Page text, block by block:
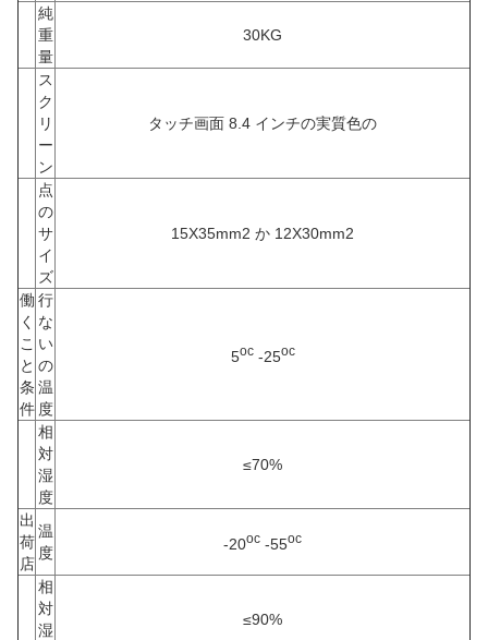
純
重
量
30KG
ス
ク
リ
ー
ン
タッチ画面 8.4 インチの実質色の
点
の
サ
イ
ズ
15X35mm2 か 12X30mm2
働
く
こ
と
条
件
行
な
い
の
温
度
5oc-25oc
相
対
湿
度
≤70%
出
荷
店
温
度
-20oc -55oc
相
対
湿
≤90%